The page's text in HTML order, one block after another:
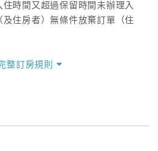
時間又超過保留時間未辦理入
住房者）無條件放棄訂單（住
整訂房規則